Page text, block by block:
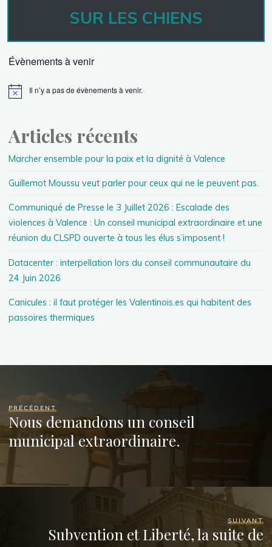
SUR LES CHIENS
Évènements à venir
Il n’y a pas de évènements à venir.
Articles récents
Marcher ensemble pour la paix et la dignité à Valence
Guillemot Moussu veut parler pour ceux qui ne le peuvent pas.
Communiqué de Presse le 3 Juillet 2026 : Escalade des
violences à Valence : Un conseil municipal extraordinaire et une
réunion du CLSPD ouverte à tous les élus s’imposent !
Datacenter : interpellation lors du conseil communautaire du
24 Juin 2026
Canicules : il faut protéger les Valentinois.es qui habitent des
passoires thermiques
PRÉCÉDENT
Nous demandons un conseil
municipal extraordinaire.
SUIVANT
Subvention et Liberté, la suite de